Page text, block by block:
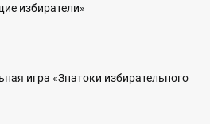
избиратели»
игра «Знатоки избирательного